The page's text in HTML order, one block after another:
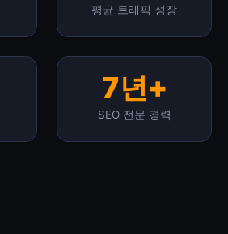
평균 트래픽 성장
7년+
SEO 전문 경력